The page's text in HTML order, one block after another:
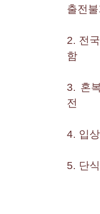
출전
2. 전
함
3. 혼
전
4. 입
5. 단